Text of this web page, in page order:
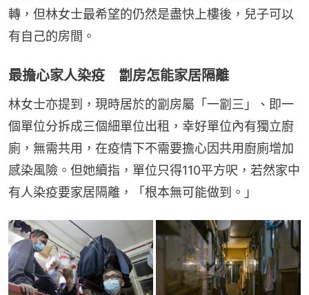
轉，但林女士最希望的仍然是盡快上樓後，兒子可以
有自己的房間。
最擔心家人染疫 劏房怎能家居隔離
林女士亦提到，現時居於的劏房屬「一劏三」、即一
個單位分拆成三個細單位出租，幸好單位內有獨立廚
廁，無需共用，在疫情下不需要擔心因共用廚廁增加
感染風險。但她續指，單位只得110平方呎，若然家中
有人染疫要家居隔離，「根本無可能做到。」